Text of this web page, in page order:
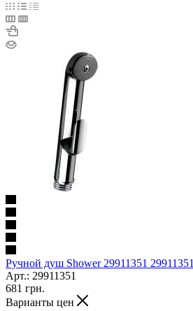
Ручной душ Shower 29911351 29911351
Арт.: 29911351
681 грн.
Варианты цен